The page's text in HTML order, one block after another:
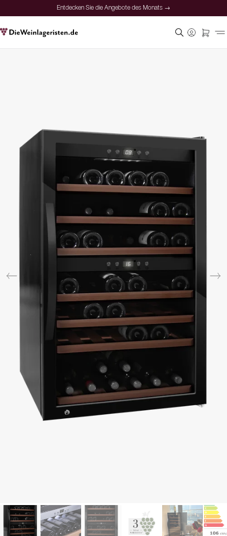
Entdecken Sie die Angebote des Monats →